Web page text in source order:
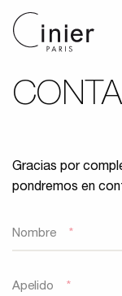
Gracias por
pondremos en
Nombre *
Apelido *